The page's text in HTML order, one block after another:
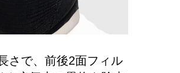
さで、前後2面フィル